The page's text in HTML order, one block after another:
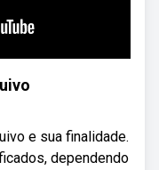
e sua finalidade.
dependendo